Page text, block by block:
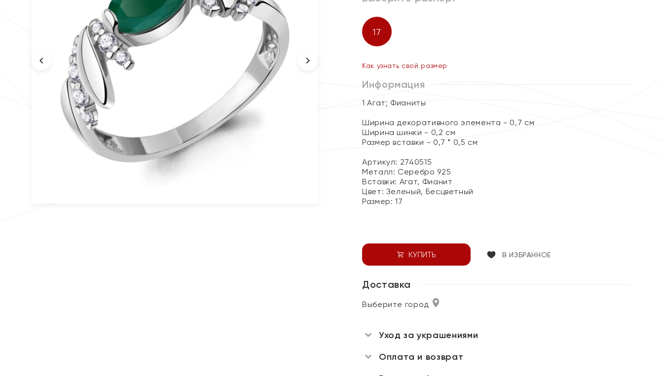
17
Как узнать свой размер
Информация
1 Агат; Фианиты
Ширина декоративного элемента - 0,7 см
Ширина шинки - 0,2 см
Размер вставки - 0,7 * 0,5 см
Артикул: 2740515
Металл: Серебро 925
Вставки: Агат, Фианит
Цвет: Зеленый, Бесцветный
Размер:17
КУПИТЬ В ИЗБРАННОЕ
Доставка
Выберите город
Уход за украшениями
Оплата и возврат